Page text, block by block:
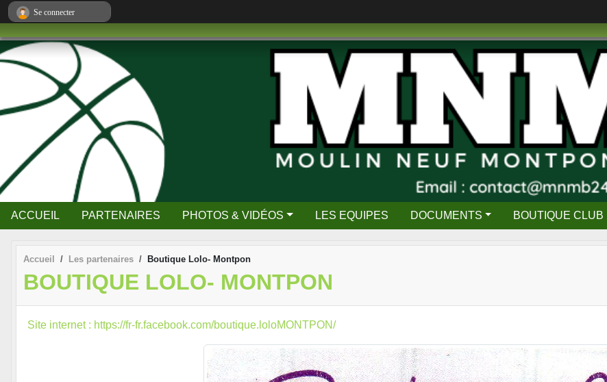
ACCUEIL PARTENAIRES PHOTOS & VIDÉOS LES EQUIPES DOCUMENTS BOUTIQUE CLUB
Accueil Les partenaires Boutique Lolo- Montpon
BOUTIQUE LOLO- MONTPON
Site internet : https://fr-fr.facebook.com/boutique.loloMONTPON/
Se connecter
Panneau de gestion des cookies